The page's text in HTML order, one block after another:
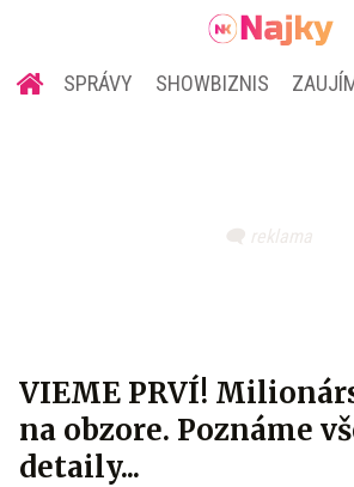
SPRÁVY SHOWBIZNIS
VIEME PRVÍ!
na obzore. Poznáme
detaily...